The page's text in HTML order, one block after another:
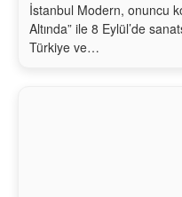
İstanbul Modern, onuncu
Altında” ile 8 Eylül’de
Türkiye ve…